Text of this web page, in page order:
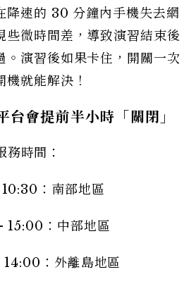
降速的 30 分鐘內手機失去網
些微時間差，導致演習結束後
。演習後如果卡住，開關一次
機就能解決！
台會提前半小時「關閉」
時間：
：南部地區
：中部地區
：外離島地區